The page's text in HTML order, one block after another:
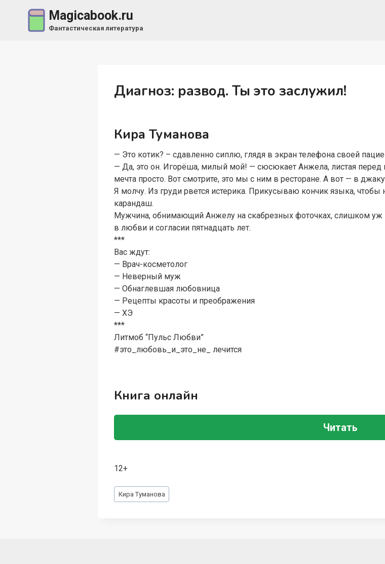
содержимому
Magicabook.ru
Фантастическая литература
Диагноз: развод. Ты это заслужил!
Кира Туманова
— Это котик? – сдавленно сиплю, глядя в экран телефона своей
— Да, это он. Игорёша, милый мой! — сюсюкает Анжела, листая
мечта просто. Вот смотрите, это мы с ним в ресторане. А вот — в
Я молчу. Из груди рвется истерика. Прикусываю кончик языка,
карандаш.
Мужчина, обнимающий Анжелу на скабрезных фоточках, слишком
в любви и согласии пятнадцать лет.
***
Вас ждут:
— Врач-косметолог
— Неверный муж
— Обнаглевшая любовница
— Рецепты красоты и преображения
— ХЭ
***
Литмоб “Пульс Любви”
#это_любовь_и_это_не_ лечится
Книга онлайн
Читать
12+
Метки
записи:
Кира Туманова